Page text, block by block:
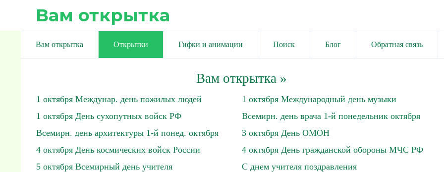
Вам открытка
Вам открытка Открытки Гифки и анимации Поиск Блог Обратная связь
Вам открытка»
1 октября Междунар. день пожилых людей
1 октября Международный день музыки
1 октября День сухопутных войск РФ
Всемирн. день врача 1-й понедельник октября
Всемирн. день архитектуры 1-й понед. октября
3 октября День ОМОН
4 октября День космических войск России
4 октября День гражданской обороны МЧС РФ
5 октября Всемирный день учителя
С днем учителя поздравления